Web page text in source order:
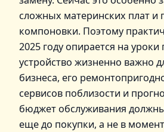
сложных материнских плат и
компоновки. Поэтому
2025 году опирается на
устройство жизненно важно
бизнеса, его
сервисов поблизости и
бюджет обслуживания
еще до покупки, а не в